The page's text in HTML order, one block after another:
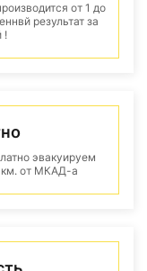
от 1 до
результат за
!
эвакуируем
км. от МКАД-а